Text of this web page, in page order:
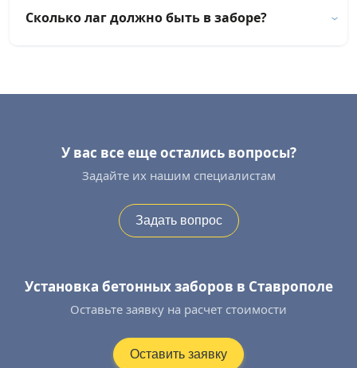
Сколько лаг должно быть в заборе?
У вас все еще остались вопросы?
Задайте их нашим специалистам
Задать вопрос
Установка бетонных заборов в Ставрополе
Оставьте заявку на расчет стоимости
Оставить заявку